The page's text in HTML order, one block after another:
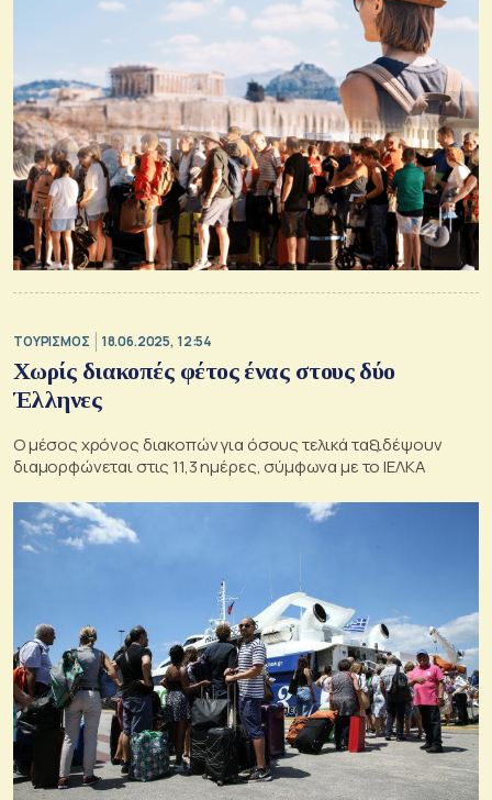
ΤΟΥΡΙΣΜΟΣ 18.06.2025, 12:54
Χωρίς διακοπές φέτος ένας στους δύο
Έλληνες
Ο μέσος χρόνος διακοπών για όσους τελικά ταξιδέψουν
διαμορφώνεται στις 11,3 ημέρες, σύμφωνα με το ΙΕΛΚΑ